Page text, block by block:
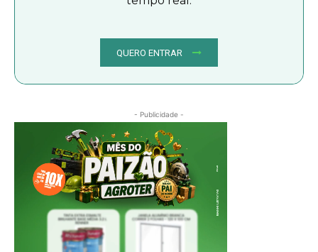
QUERO ENTRAR
- Publicidade -